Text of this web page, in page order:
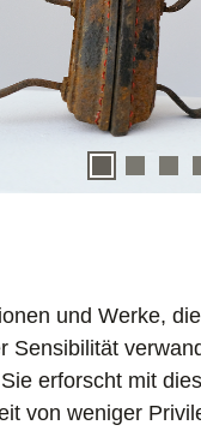
und Werke,
Sensibilität
erforscht mit
von weniger